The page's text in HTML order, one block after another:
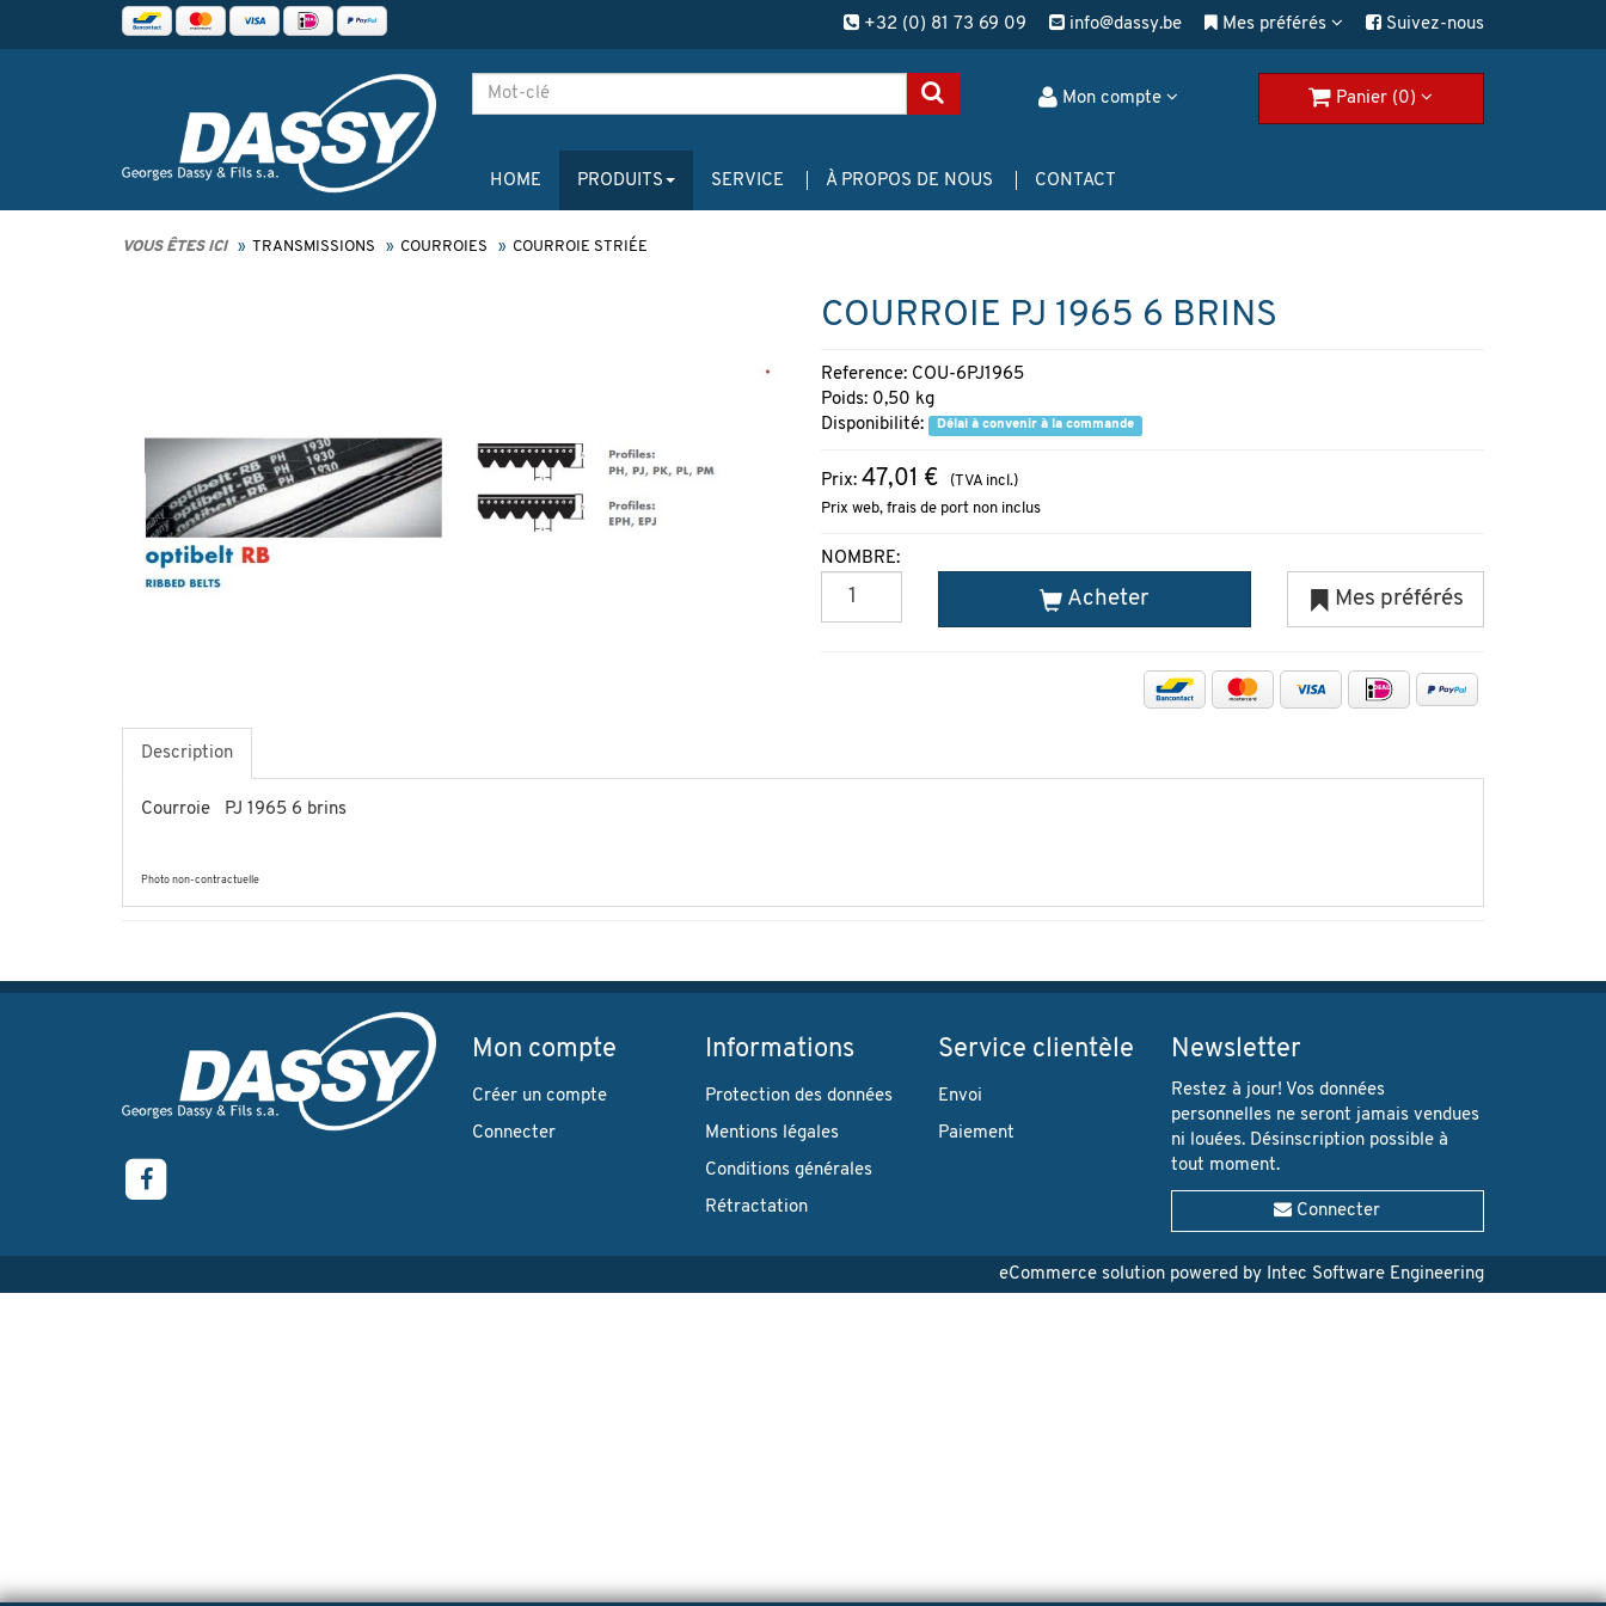
+32 (0) 81 73 69 09 info@dassy.be Mes préférés Suivez-nous
Mon compte Panier (0)
HOME PRODUITS SERVICE À PROPOS DE NOUS CONTACT
VOUS ÊTES ICI TRANSMISSIONS COURROIES COURROIE STRIÉE
COURROIE PJ 1965 6 BRINS
Reference: COU-6PJ1965
Poids: 0,50 kg
Disponibilité:
Délai à convenir à la commande
Prix: 47,01 €
(TVA incl.)
Prix web, frais de port non inclus
NOMBRE:
Acheter Mes préférés
Description
Courroie PJ 1965 6 brins
Photo non-contractuelle
Mon compte
Créer un compte
Connecter
Informations
Protection des données
Mentions légales
Conditions générales
Rétractation
Service clientèle
Envoi
Paiement
Newsletter
Restez à jour! Vos données
personnelles ne seront jamais vendues
ni louées. Désinscription possible à
tout moment.
Connecter
eCommerce solution powered by Intec Software Engineering